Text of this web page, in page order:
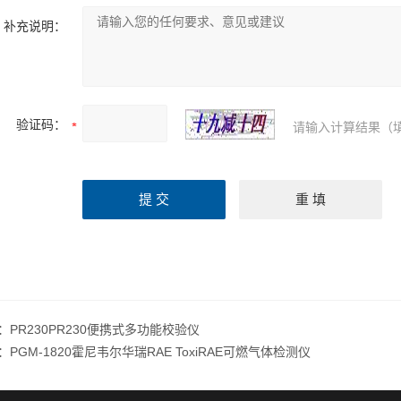
补充说明：
验证码： 请输入计算结果（
PR230PR230便携式多功能校验仪
PGM-1820霍尼韦尔华瑞RAE ToxiRAE可燃气体检测仪